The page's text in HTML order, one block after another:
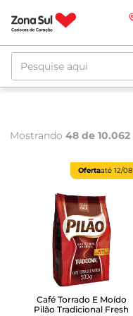
Pesquise aqui
Mostrando 48 de 10.062
Ofertaaté 12/08
Café Torrado E Moído
Pilão Tradicional Fresh